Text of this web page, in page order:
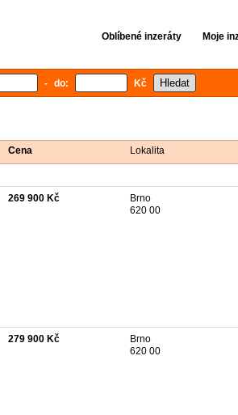
Oblíbené inzeráty Moje
- do: Kč
Cena Lokalita
269 900 Kč
Brno
620 00
279 900 Kč
Brno
620 00